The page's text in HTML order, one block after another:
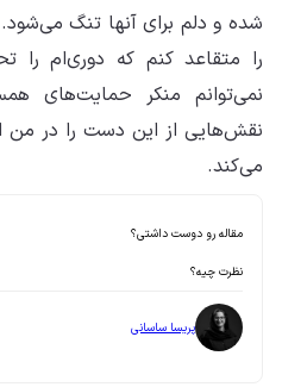
شده و دلم برای آنها تنگ
را متقاعد کنم که دوری‌ام را
نمی‌توانم منکر حمایت‌های
نقش‌هایی از این دست را در من
می‌کند.
مقاله رو دوست داشتی؟
نظرت چیه؟
پریسا ساسانی